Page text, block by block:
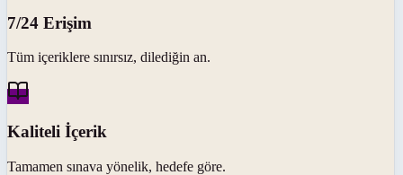
7/24 Erişim
Tüm içeriklere sınırsız, dilediğin an.
Kaliteli İçerik
Tamamen sınava yönelik, hedefe göre.